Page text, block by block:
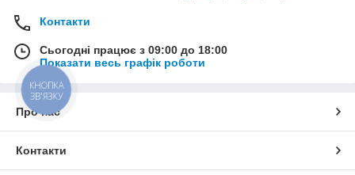
Контакти
Сьогодні працює з 09:00 до 18:00
Показати весь графік роботи
Про нас
Контакти
КНОПКА
ЗВ'ЯЗКУ